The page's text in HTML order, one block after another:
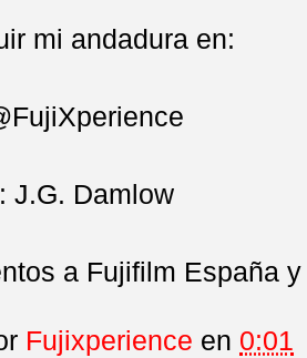
mi andadura en:
J.G. Damlow
a Fujifilm España
Fujixperience en 0:01